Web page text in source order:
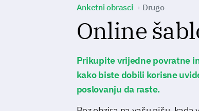
Anketni obrasci Drugo
Online
Prikupite vrijedne povratne
kako biste dobili korisne
poslovanju da raste.